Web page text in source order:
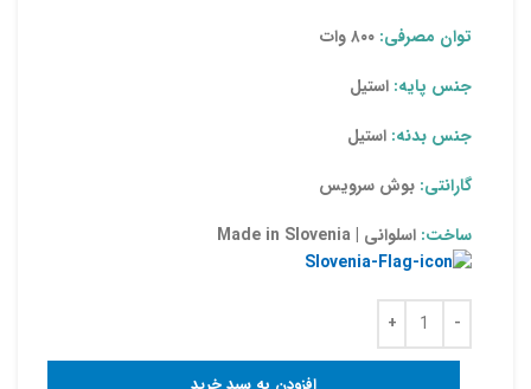
توان مصرفی:
جنس پایه: استیل
جنس بدنه: استیل
گارانتی: بوش سرویس
ساخت: اسلوانی | Made in Slovenia